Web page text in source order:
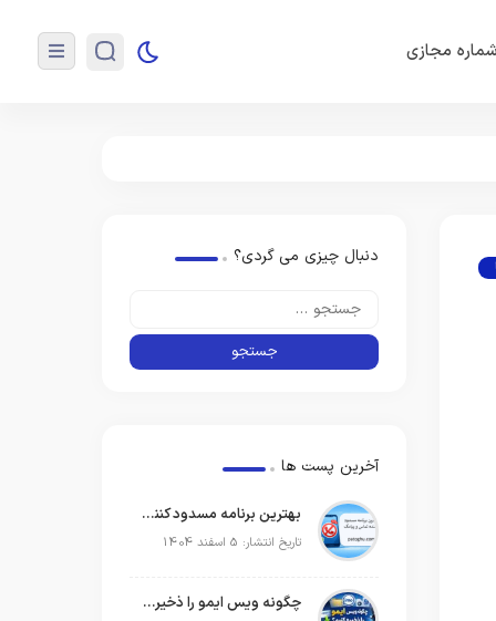
مجازی
دنبال چیزی می گردی؟
آخرین پست ها
بهترین برنامه مسدود کننده تماس و پیامک در سال 2026
تاریخ انتشار: 5 اسفند 1404
چگونه ویس ایمو را ذخیره کنیم؟